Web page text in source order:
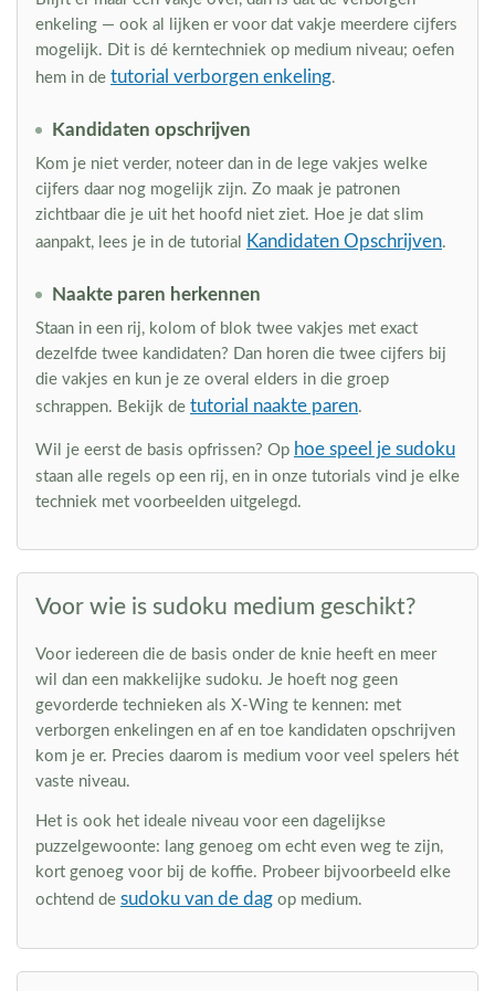
enkeling — ook al lijken er voor dat vakje meerdere cijfers
mogelijk. Dit is dé kerntechniek op medium niveau; oefen
hem in de tutorial verborgen enkeling.
Kandidaten opschrijven
Kom je niet verder, noteer dan in de lege vakjes welke
cijfers daar nog mogelijk zijn. Zo maak je patronen
zichtbaar die je uit het hoofd niet ziet. Hoe je dat slim
aanpakt, lees je in de tutorial
Kandidaten Opschrijven.
Naakte paren herkennen
Staan in een rij, kolom of blok twee vakjes met exact
dezelfde twee kandidaten? Dan horen die twee cijfers bij
die vakjes en kun je ze overal elders in die groep
schrappen. Bekijk de tutorial naakte paren.
Wil je eerst de basis opfrissen? Op hoe speel je sudoku
staan alle regels op een rij, en in onze tutorials vind je elke
techniek met voorbeelden uitgelegd.
Voor wie is sudoku medium geschikt?
Voor iedereen die de basis onder de knie heeft en meer
wil dan een makkelijke sudoku. Je hoeft nog geen
gevorderde technieken als X-Wing te kennen: met
verborgen enkelingen en af en toe kandidaten opschrijven
kom je er. Precies daarom is medium voor veel spelers hét
vaste niveau.
Het is ook het ideale niveau voor een dagelijkse
puzzelgewoonte: lang genoeg om echt even weg te zijn,
kort genoeg voor bij de koffie. Probeer bijvoorbeeld elke
ochtend de sudoku van de dag op medium.